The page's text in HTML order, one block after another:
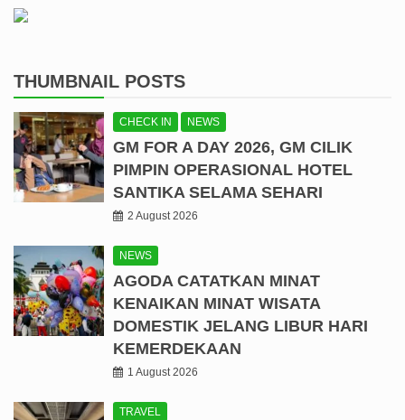
THUMBNAIL POSTS
CHECK IN NEWS
GM FOR A DAY 2026, GM CILIK
PIMPIN OPERASIONAL HOTEL
SANTIKA SELAMA SEHARI
2 August 2026
NEWS
AGODA CATATKAN MINAT
KENAIKAN MINAT WISATA
DOMESTIK JELANG LIBUR HARI
KEMERDEKAAN
1 August 2026
TRAVEL